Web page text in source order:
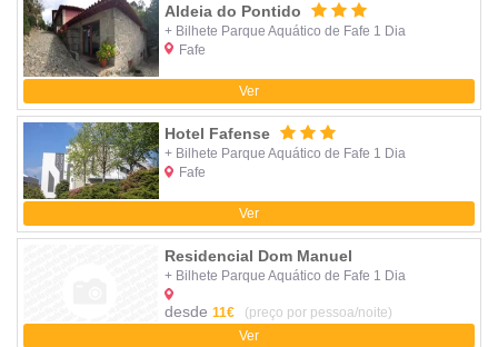
Aldeia do Pontido
+ Bilhete Parque Aquático de Fafe 1 Dia
Fafe
Ver
Hotel Fafense
+ Bilhete Parque Aquático de Fafe 1 Dia
Fafe
Ver
Residencial Dom Manuel
+ Bilhete Parque Aquático de Fafe 1 Dia
desde 11€
(preço por pessoa/noite)
Ver